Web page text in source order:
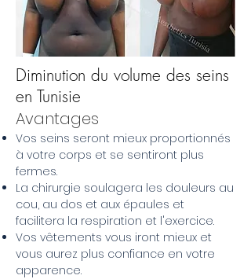
Diminution du volume des seins
en Tunisie
Avantages
Vos seins seront mieux proportionnés
à votre corps et se sentiront plus
fermes.
La chirurgie soulagera les douleurs au
cou, au dos et aux épaules et
facilitera la respiration et l'exercice.
Vos vêtements vous iront mieux et
vous aurez plus confiance en votre
apparence.